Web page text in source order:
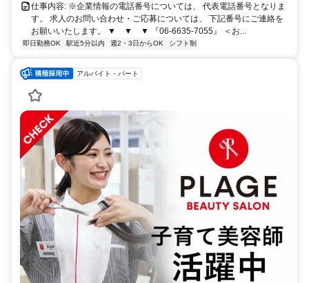
仕事内容: ※企業情報の電話番号については、 代表電話番号となりま
す。 求人のお問い合わせ・ご応募については、 下記番号にご連絡を
お願いいたします。 ▼ ▼ ▼ 『06-6635-7055』 ＜お...
即日勤務OK 駅近5分以内 週2・3日からOK シフト制
アルバイト・パート